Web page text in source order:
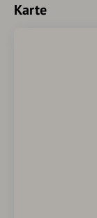
Karte